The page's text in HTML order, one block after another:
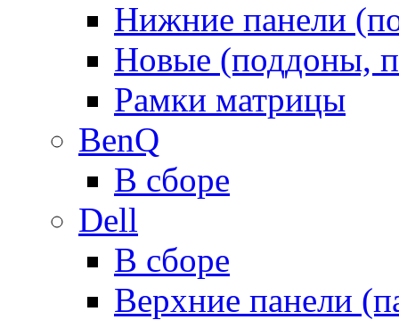
Нижние панели
Новые (поддоны,
Рамки матрицы
BenQ
В сборе
Dell
В сборе
Верхние панели